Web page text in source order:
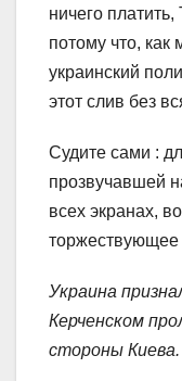
ничего
потому что,
украинский
этот слив без
Судите сами :
прозвучавшей
всех экранах,
торжествующее
Украина
Керченском
стороны Киева.